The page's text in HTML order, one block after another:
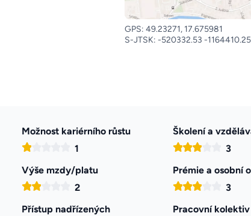
GPS: 49.23271, 17.675981
S-JTSK: -520332.53 -
Možnost kariérního růstu
1
Školení a
3
Výše mzdy/platu
2
Prémie a osobní
3
Přístup nadřízených
Pracovní kolektiv